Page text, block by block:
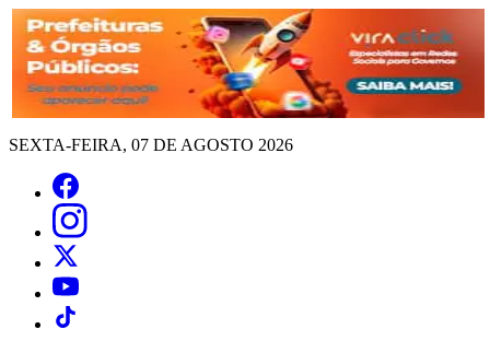
SEXTA-FEIRA, 07 DE AGOSTO 2026